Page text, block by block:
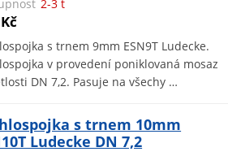
2-3 t
s trnem 9mm ESN9T Ludecke.
v provedení poniklovaná mosaz
DN 7,2. Pasuje na všechy …
s trnem 10mm
Ludecke DN 7,2